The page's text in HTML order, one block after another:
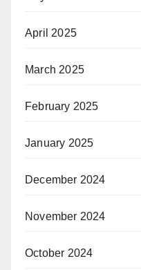
April 2025
March 2025
February 2025
January 2025
December 2024
November 2024
October 2024